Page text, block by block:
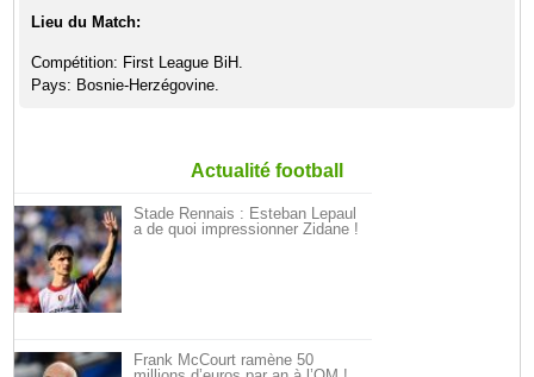
Lieu du Match:
Compétition: First League BiH.
Pays: Bosnie-Herzégovine.
Actualité football
Stade Rennais : Esteban Lepaul
a de quoi impressionner Zidane !
Frank McCourt ramène 50